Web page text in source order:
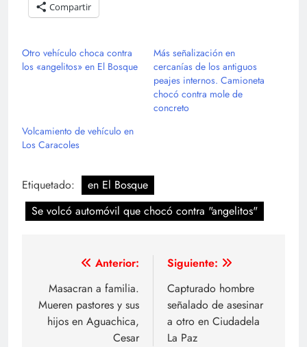
Compartir
Otro vehículo choca contra
los «angelitos» en El Bosque
Más señalización en
cercanías de los antiguos
peajes internos. Camioneta
chocó contra mole de
concreto
Volcamiento de vehículo en
Los Caracoles
Etiquetado:
en El Bosque
Se volcó automóvil que chocó contra "angelitos"
Navegación
de
entradas
Anterior:
Masacran a familia.
Mueren pastores y sus
hijos en Aguachica,
Cesar
Siguiente:
Capturado hombre
señalado de asesinar
a otro en Ciudadela
La Paz